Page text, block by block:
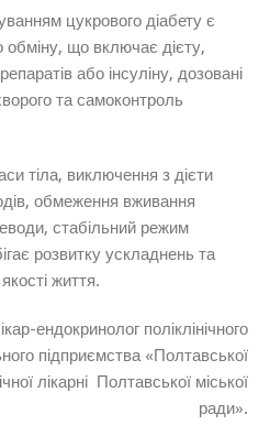
цукрового діабету є
обміну, що включає дієту,
або інсуліну, дозовані
та самоконтроль
тіла, виключення з дієти
обмеження вживання
стабільний режим
розвитку ускладнень та
життя.
ендокринолог поліклінічного
підприємства «Полтавської
лікарні Полтавської міської
ради».